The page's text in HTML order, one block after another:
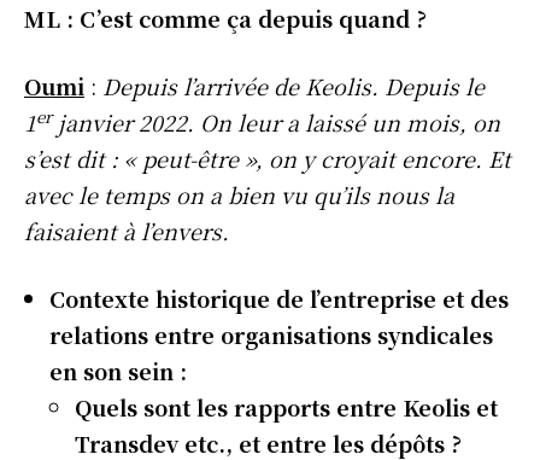
ML : C’est comme ça depuis quand ?
Oumi : Depuis l’arrivée de Keolis. Depuis le
1erjanvier 2022. On leur a laissé un mois, on
s’est dit : « peut-être », on y croyait encore. Et
avec le temps on a bien vu qu’ils nous la
faisaient à l’envers.
Contexte historique de l’entreprise et des
relations entre organisations syndicales
en son sein :
Quels sont les rapports entre Keolis et
Transdev etc., et entre les dépôts ?